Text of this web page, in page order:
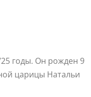
годы. Он рожден 9
царицы Натальи